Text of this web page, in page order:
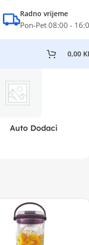
Radno vrijeme
Pon-Pet 08:00 -
0,00
Auto Dodaci